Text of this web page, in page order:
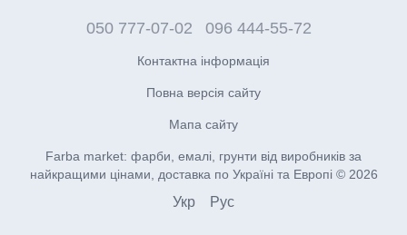
050 777-07-02 096 444-55-72
Контактна інформація
Повна версія сайту
Мапа сайту
Farba market: фарби, емалі, грунти від виробників за
найкращими цінами, доставка по Україні та Европі © 2026
Укр Рус